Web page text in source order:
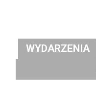
WYDARZENIA